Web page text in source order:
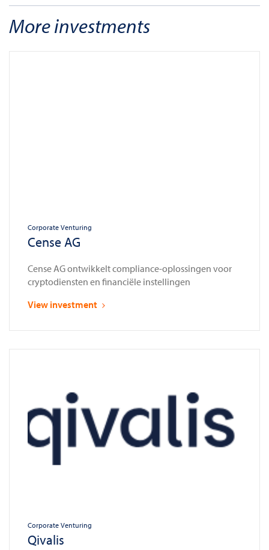
More investments
Corporate Venturing
Cense AG
Cense AG ontwikkelt compliance-oplossingen voor
cryptodiensten en financiële instellingen
View investment
Corporate Venturing
Qivalis